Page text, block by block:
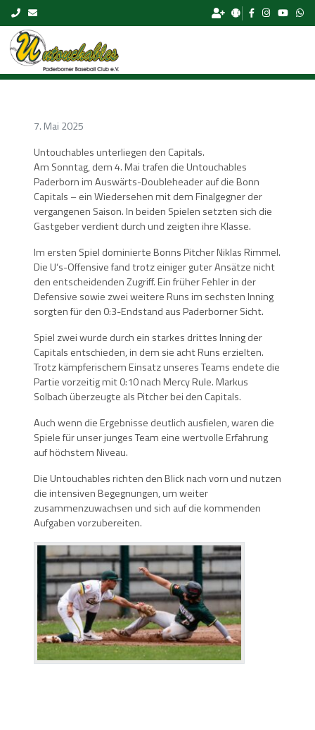
Skip to content
7. Mai 2025
Untouchables unterliegen den Capitals.
Am Sonntag, dem 4. Mai trafen die Untouchables
Paderborn im Auswärts-Doubleheader auf die Bonn
Capitals – ein Wiedersehen mit dem Finalgegner der
vergangenen Saison. In beiden Spielen setzten sich die
Gastgeber verdient durch und zeigten ihre Klasse.
Im ersten Spiel dominierte Bonns Pitcher Niklas Rimmel.
Die U‘s-Offensive fand trotz einiger guter Ansätze nicht
den entscheidenden Zugriff. Ein früher Fehler in der
Defensive sowie zwei weitere Runs im sechsten Inning
sorgten für den 0:3-Endstand aus Paderborner Sicht.
Spiel zwei wurde durch ein starkes drittes Inning der
Capitals entschieden, in dem sie acht Runs erzielten.
Trotz kämpferischem Einsatz unseres Teams endete die
Partie vorzeitig mit 0:10 nach Mercy Rule. Markus
Solbach überzeugte als Pitcher bei den Capitals.
Auch wenn die Ergebnisse deutlich ausfielen, waren die
Spiele für unser junges Team eine wertvolle Erfahrung
auf höchstem Niveau.
Die Untouchables richten den Blick nach vorn und nutzen
die intensiven Begegnungen, um weiter
zusammenzuwachsen und sich auf die kommenden
Aufgaben vorzubereiten.